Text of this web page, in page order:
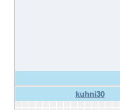
kuhni30